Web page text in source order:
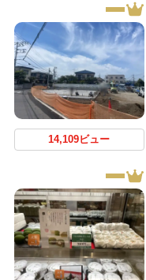
14,109ビュー